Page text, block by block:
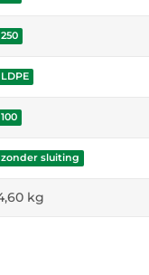
250
LDPE
100
zonder sluiting
kg